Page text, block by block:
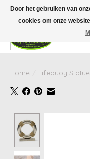
Wij zijn gesloten van 24
dat de levertijd van uw
gebruikelijk.
Home Lifebuoy
Door het gebruiken van
cookies om onze